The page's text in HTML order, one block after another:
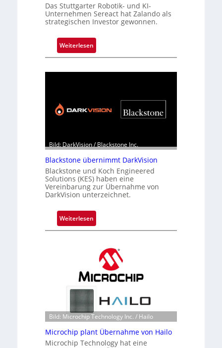
Das Stuttgarter Robotik- und KI-
Unternehmen Sereact hat Zalando als
strategischen Investor gewonnen.
Weiterlesen:
Z
d
t
e
i
l
i
t
s
i
n
S
e
r
e
c
Bild: DarkVision / Blackstone Inc.
Blackstone übernimmt DarkVision
Blackstone und Koch Engineered
Solutions (KES) haben eine
Vereinbarung zur Übernahme von
DarkVision unterzeichnet.
Weiterlesen:
B
s
t
o
n
e
ü
b
Bild: Microchip Technology Inc. / Hailo
Microchip plant Übernahme von Hailo
Microchip Technology hat eine